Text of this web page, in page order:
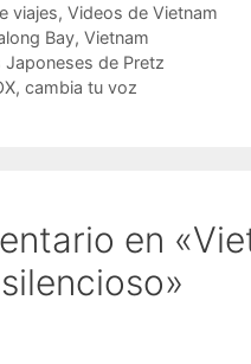
viajes, Videos de Vietnam
Bay, Vietnam
Japoneses de Pretz
cambia tu voz
en